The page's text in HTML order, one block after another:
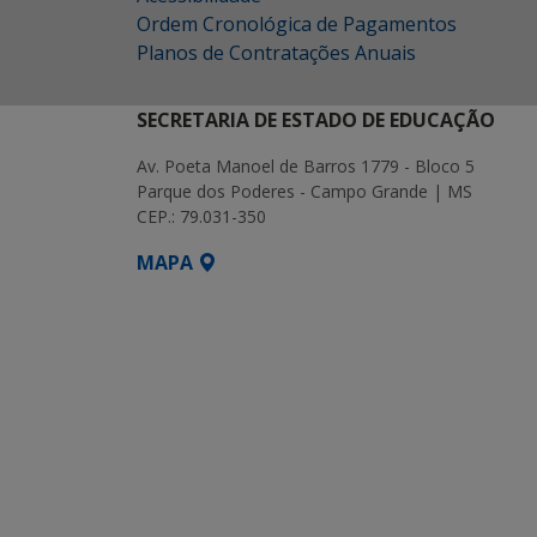
Ordem Cronológica de Pagamentos
Planos de Contratações Anuais
SECRETARIA DE ESTADO DE EDUCAÇÃO
Av. Poeta Manoel de Barros 1779 - Bloco 5
Parque dos Poderes - Campo Grande | MS
CEP.: 79.031-350
MAPA